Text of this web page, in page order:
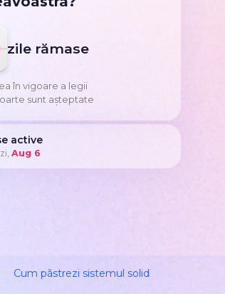
zile rămase
în vigoare a legii
sunt așteptate
active
Aug 6
Cum păstrezi sistemul solid